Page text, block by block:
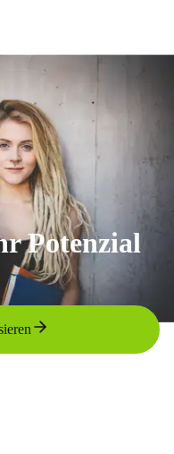
Potenzial